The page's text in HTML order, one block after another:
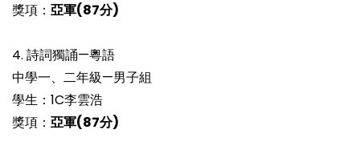
獎項： 亞軍(87分)
4. 詩詞獨誦—粵語
中學一、二年級—男子組
學生：1C李雲浩
獎項： 亞軍(87分)